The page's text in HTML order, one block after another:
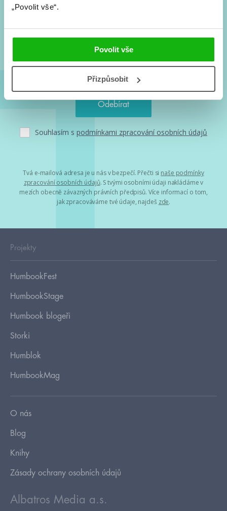
„Povolit vše“.
Povolit vše
Přizpůsobit
Vše kolem #youngadult každý měsíc rovnou do mailu!
a seriálové adaptace a další.
Souhlasím s podmínkami zpracování osobních údajů
Tvá e-mailová adresa je u nás v bezpečí. Přečti si naše podmínky
zpracování osobních údajů. S tvými osobními údaji nakládáme v
mezích obecně závazných právních předpisů. Více informací o tom,
jak zpracováváme tvé údaje, najdeš zde.
Projekty
HumbookFest
HumbookStage
Humbook blogeři
Storki
Humblok
HumbookMag
O nás
Blog
Knihy
Zásady ochrany osobních údajů
Albatros Media a.s.